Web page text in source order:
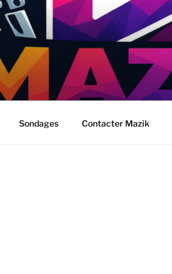
Sondages Contacter Mazik